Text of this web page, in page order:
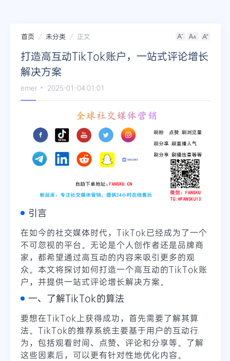
Twitter
首页 未分类 正文
打造高互动TikTok账户，一站式评论增长
解决方案
emer 2025-01-04 01:01
引言
在如今的社交媒体时代，TikTok已经成为了一个
不可忽视的平台。无论是个人创作者还是品牌商
家，都希望通过高互动的内容来吸引更多的观
众。本文将探讨如何打造一个高互动的TikTok账
户，并提供一站式评论增长解决方案。
一、了解TikTok的算法
要想在TikTok上获得成功，首先需要了解其算
法。TikTok的推荐系统主要基于用户的互动行
为，包括观看时间、点赞、评论和分享等。了解
这些因素后，可以更有针对性地优化内容。